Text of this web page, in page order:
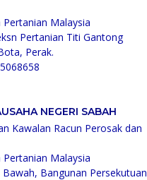
Pertanian Malaysia
Pertanian Titi Gantong
Perak.
NEGERI SABAH
Kawalan Racun Perosak dan
Pertanian Malaysia
Bawah, Bangunan Persekutuan